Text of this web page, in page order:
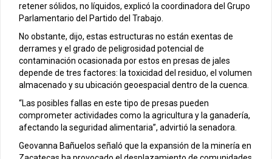
retener sólidos, no líquidos, explicó la coordinadora del Grupo
Parlamentario del Partido del Trabajo.
No obstante, dijo, estas estructuras no están exentas de
derrames y el grado de peligrosidad potencial de
contaminación ocasionada por estos en presas de jales
depende de tres factores: la toxicidad del residuo, el volumen
almacenado y su ubicación geoespacial dentro de la cuenca.
“Las posibles fallas en este tipo de presas pueden
comprometer actividades como la agricultura y la ganadería,
afectando la seguridad alimentaria”, advirtió la senadora.
Geovanna Bañuelos señaló que la expansión de la minería en